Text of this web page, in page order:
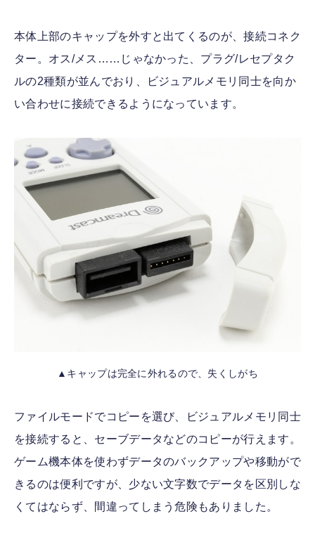
本体上部のキャップを外すと出てくるのが、接続コネク
ター。オス/メス……じゃなかった、プラグ/レセプタク
ルの2種類が並んでおり、ビジュアルメモリ同士を向か
い合わせに接続できるようになっています。
▲キャップは完全に外れるので、失くしがち
ファイルモードでコピーを選び、ビジュアルメモリ同士
を接続すると、セーブデータなどのコピーが行えます。
ゲーム機本体を使わずデータのバックアップや移動がで
きるのは便利ですが、少ない文字数でデータを区別しな
くてはならず、間違ってしまう危険もありました。